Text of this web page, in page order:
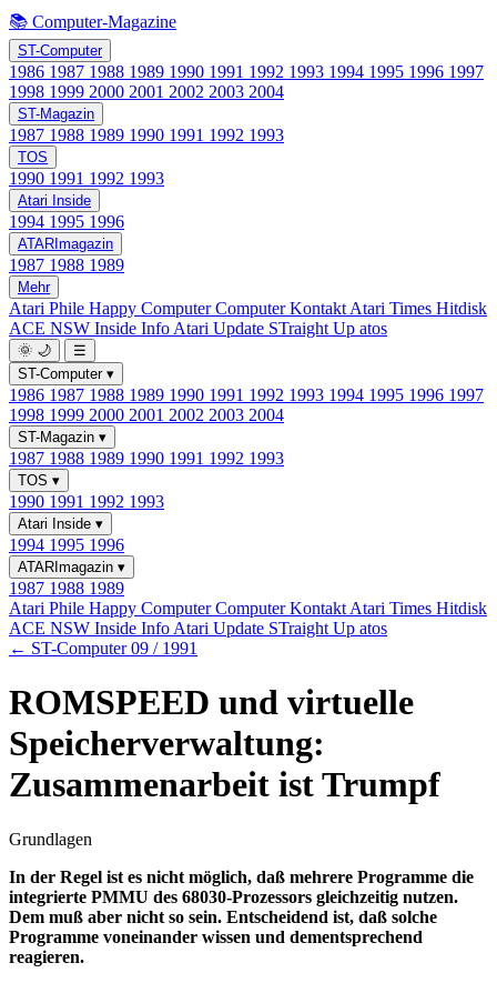
📚 Computer-Magazine
ST-Computer
1986 1987 1988 1989 1990 1991 1992 1993 1994 1995 1996 1997
1998 1999 2000 2001 2002 2003 2004
ST-Magazin
1987 1988 1989 1990 1991 1992 1993
TOS
1990 1991 1992 1993
Atari Inside
1994 1995 1996
ATARImagazin
1987 1988 1989
Mehr
Atari Phile Happy ComputerComputer Kontakt Atari Times Hitdisk
ACE NSW Inside Info Atari Update STraight Up atos
🌞 🌙
☰
ST-Computer ▾
1986 1987 1988 1989 1990 1991 1992 1993 1994 1995 1996 1997
1998 1999 2000 2001 2002 2003 2004
ST-Magazin ▾
1987 1988 1989 1990 1991 1992 1993
TOS ▾
1990 1991 1992 1993
Atari Inside ▾
1994 1995 1996
ATARImagazin ▾
1987 1988 1989
Atari Phile Happy ComputerComputer Kontakt Atari Times Hitdisk
ACE NSW Inside Info Atari Update STraight Up atos
← ST-Computer 09 / 1991
ROMSPEED und virtuelle
Speicherverwaltung:
Zusammenarbeit ist Trumpf
Grundlagen
In der Regel ist es nicht möglich, daß mehrere Programme die
integrierte PMMU des 68030-Prozessors gleichzeitig nutzen.
Dem muß aber nicht so sein. Entscheidend ist, daß solche
Programme voneinander wissen und dementsprechend
reagieren.